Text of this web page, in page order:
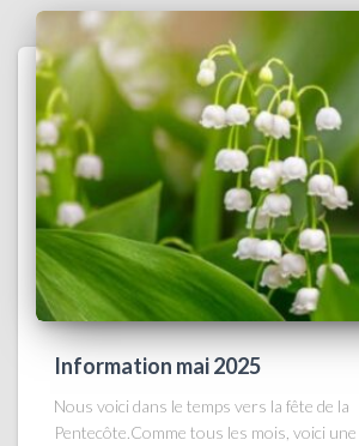
Information mai 2025
Nous voici dans le temps vers la fête de la
Pentecôte.Comme tous les mois, voici